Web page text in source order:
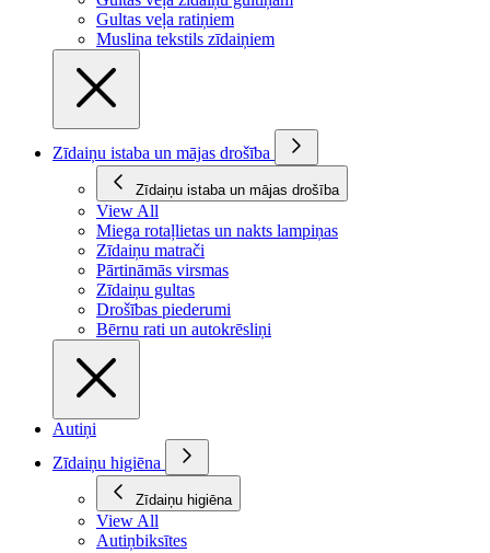
Gultas veļa ratiņiem
Muslina tekstils zīdaiņiem
Zīdaiņu istaba un mājas drošība
Zīdaiņu istaba un mājas drošība
View All
Miega rotaļlietas un nakts lampiņas
Zīdaiņu matrači
Pārtināmās virsmas
Zīdaiņu gultas
Drošības piederumi
Bērnu rati un autokrēsliņi
Autiņi
Zīdaiņu higiēna
Zīdaiņu higiēna
View All
Autiņbiksītes